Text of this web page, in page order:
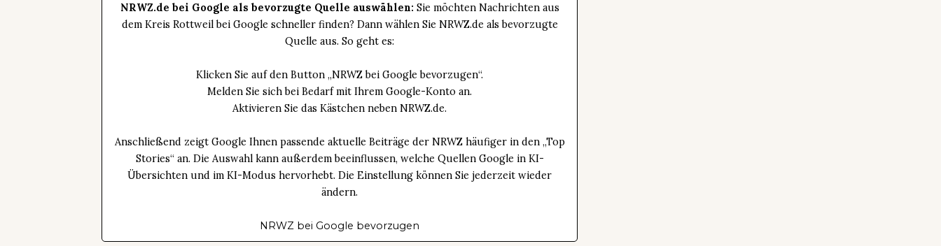
NRWZ.de bei Google als bevorzugte Quelle auswählen: Sie möchten Nachrichten aus
dem Kreis Rottweil bei Google schneller finden? Dann wählen Sie NRWZ.de als bevorzugte
Quelle aus. So geht es:
Klicken Sie auf den Button „NRWZ bei Google bevorzugen“.
Melden Sie sich bei Bedarf mit Ihrem Google-Konto an.
Aktivieren Sie das Kästchen neben NRWZ.de.
Anschließend zeigt Google Ihnen passende aktuelle Beiträge der NRWZ häufiger in den „Top
Stories“ an. Die Auswahl kann außerdem beeinflussen, welche Quellen Google in KI-
Übersichten und im KI-Modus hervorhebt. Die Einstellung können Sie jederzeit wieder
ändern.
NRWZ bei Google bevorzugen